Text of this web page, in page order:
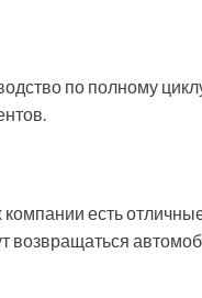
по полному
компании есть
возвращаться